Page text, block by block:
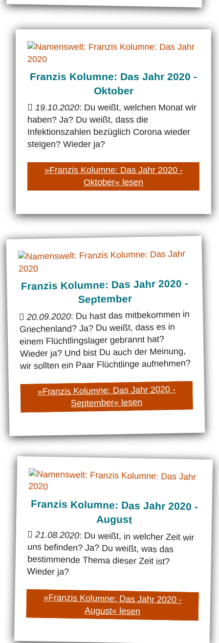
Franzis Kolumne: Das Jahr 2020 -
Oktober
19.10.2020: Du weißt, welchen Monat wir
haben? Ja? Du weißt, dass die
Infektionszahlen bezüglich Corona wieder
steigen? Wieder ja?
»Franzis Kolumne: Das Jahr 2020 -
Oktober« lesen
Franzis Kolumne: Das Jahr 2020 -
September
20.09.2020: Du hast das mitbekommen in
Griechenland? Ja? Du weißt, dass es in
einem Flüchtlingslager gebrannt hat?
Wieder ja? Und bist Du auch der Meinung,
wir sollten ein Paar Flüchtlinge aufnehmen?
»Franzis Kolumne: Das Jahr 2020 -
September« lesen
Franzis Kolumne: Das Jahr 2020 -
August
21.08.2020: Du weißt, in welcher Zeit wir
uns befinden? Ja? Du weißt, was das
bestimmende Thema dieser Zeit ist?
Wieder ja?
»Franzis Kolumne: Das Jahr 2020 -
August« lesen